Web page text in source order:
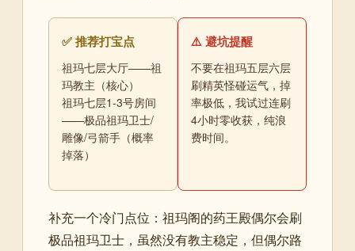
✅ 推荐打宝点
祖玛七层大厅——祖
玛教主（核心）
祖玛七层1-3号房间
——极品祖玛卫士/
雕像/弓箭手（概率
掉落）
⚠️ 避坑提醒
不要在祖玛五层六层
刷精英怪碰运气，掉
率极低，我试过连刷
4小时零收获，纯浪
费时间。
补充一个冷门点位：祖玛阁的药王殿偶尔会刷
极品祖玛卫士，虽然没有教主稳定，但偶尔路